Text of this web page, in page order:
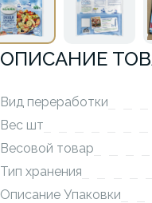
ОПИСАНИЕ
Вид переработки
Вес шт
Весовой товар
Тип хранения
Описание Упаковки